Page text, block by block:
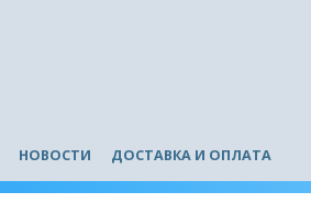
НОВОСТИ ДОСТАВКА И ОПЛАТА